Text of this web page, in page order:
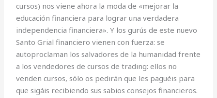
cursos) nos viene ahora la moda de «mejorar la
educación financiera para lograr una verdadera
independencia financiera». Y los gurús de este nuevo
Santo Grial financiero vienen con fuerza: se
autoproclaman los salvadores de la humanidad frente
a los vendedores de cursos de trading: ellos no
venden cursos, sólo os pedirán que les paguéis para
que sigáis recibiendo sus sabios consejos financieros.